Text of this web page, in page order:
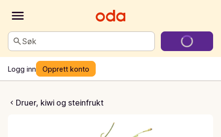
Søk
Logg inn Opprett konto
Druer, kiwi og steinfrukt